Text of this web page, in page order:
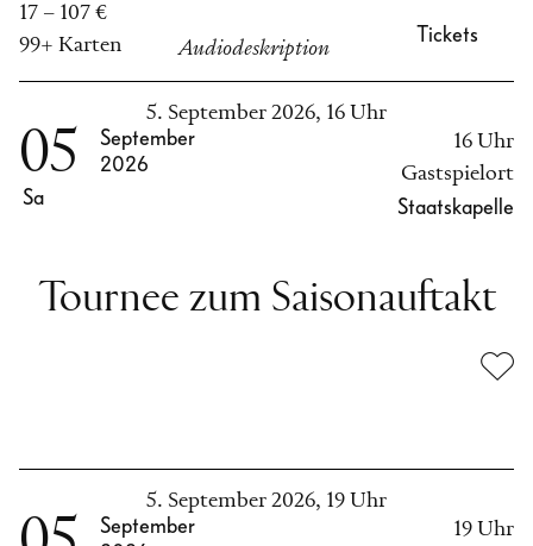
Tickets
17 – 107 €
99+ Karten
Audiodeskription
Tournee zum Saisonauftakt
5. September 2026, 16 Uhr
05
Sa
September
2026
16 Uhr
Gastspielort
Staatskapelle
5. September 2026, 19 Uhr
September
19 Uhr